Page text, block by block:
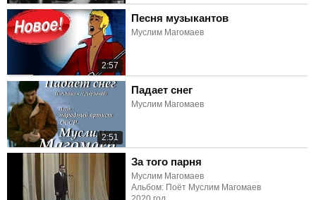
2:57
Песня музыкантов
Муслим Магомаев
2:51
Падает снег
Муслим Магомаев
За того парня
Муслим Магомаев
Альбом: Поёт Муслим Магомаев